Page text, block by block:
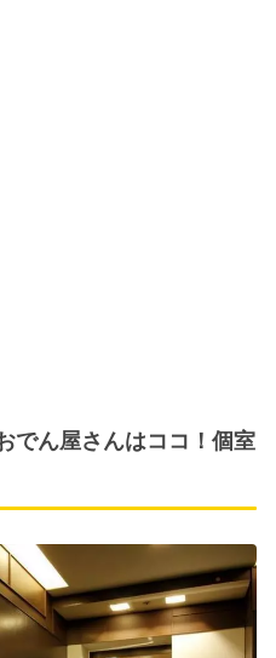
でん屋さんはココ！個室